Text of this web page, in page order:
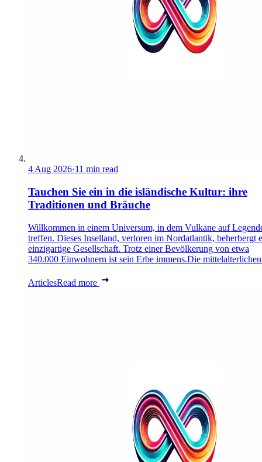
4 Aug 2026·11 min read
Tauchen Sie ein in die isländische Kultur: ihre
Traditionen und Bräuche
Willkommen in einem Universum, in dem Vulkane auf
treffen. Dieses Inselland, verloren im Nordatlantik, beherbergt
einzigartige Gesellschaft. Trotz einer Bevölkerung von etwa
340.000 Einwohnern ist sein Erbe immens.Die
ArticlesRead more